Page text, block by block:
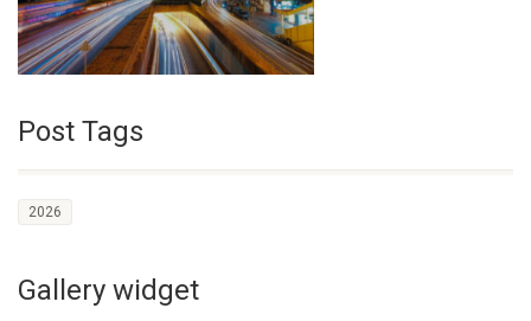
Post Tags
2026
Gallery widget